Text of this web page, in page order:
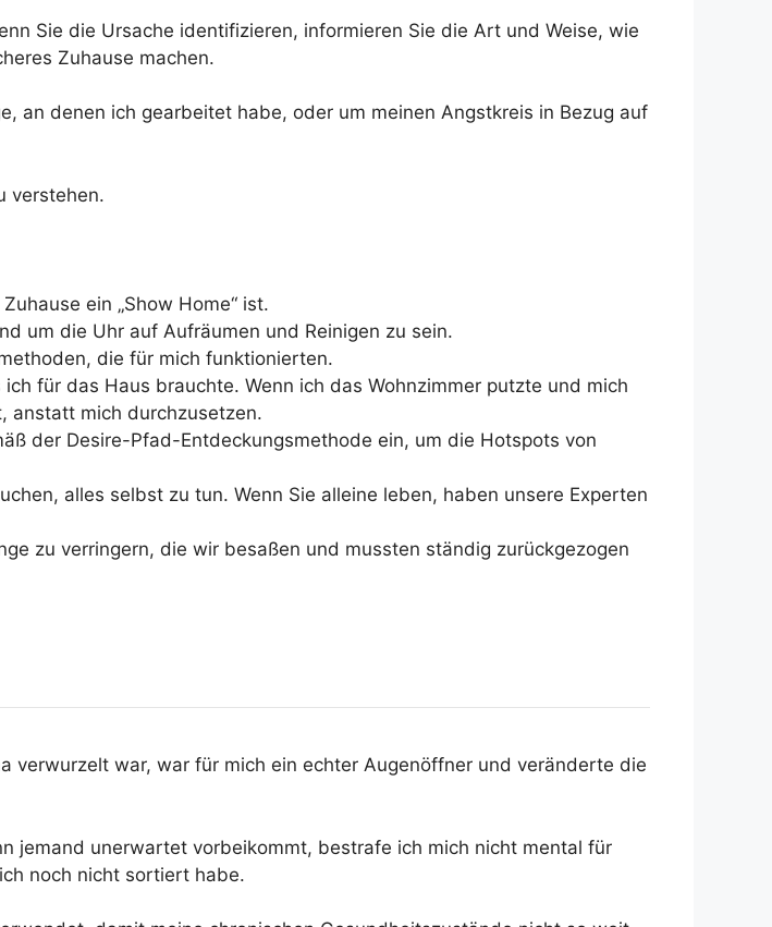
Sie die Ursache identifizieren, informieren Sie die Art und Weise, wie
Zuhause machen.
an denen ich gearbeitet habe, oder um meinen Angstkreis in Bezug auf
verstehen.
ein „Show Home“ ist.
um die Uhr auf Aufräumen und Reinigen zu sein.
die für mich funktionierten.
für das Haus brauchte. Wenn ich das Wohnzimmer putzte und mich
anstatt mich durchzusetzen.
der Desire-Pfad-Entdeckungsmethode ein, um die Hotspots von
alles selbst zu tun. Wenn Sie alleine leben, haben unsere Experten
zu verringern, die wir besaßen und mussten ständig zurückgezogen
verwurzelt war, war für mich ein echter Augenöffner und veränderte die
jemand unerwartet vorbeikommt, bestrafe ich mich nicht mental für
noch nicht sortiert habe.